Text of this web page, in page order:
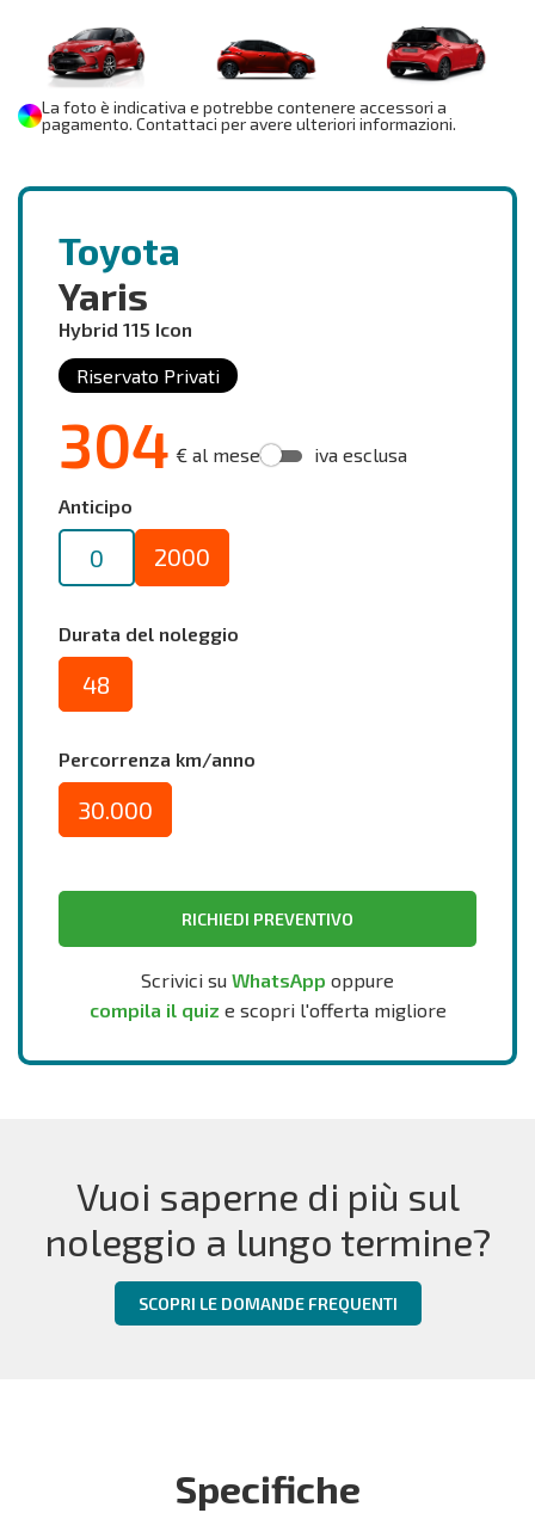
La foto è indicativa e potrebbe contenere accessori a
pagamento. Contattaci per avere ulteriori informazioni.
Toyota
Yaris
Hybrid 115 Icon
Riservato Privati
304 € al mese iva esclusa
Anticipo
0 2000
Durata del noleggio
48
Percorrenza km/anno
30.000
RICHIEDI PREVENTIVO
Scrivici su WhatsApp oppure
compila il quiz e scopri l'offerta migliore
Vuoi saperne di più sul
noleggio a lungo termine?
SCOPRI LE DOMANDE FREQUENTI
Specifiche